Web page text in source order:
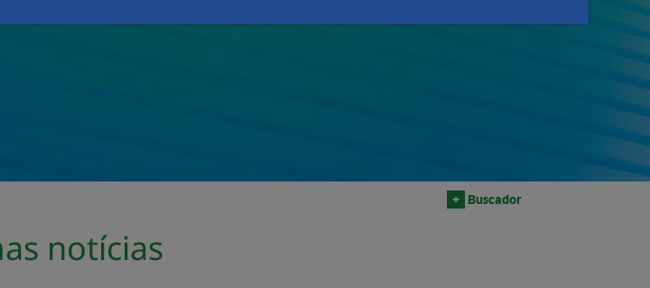
+ Buscador
notícias